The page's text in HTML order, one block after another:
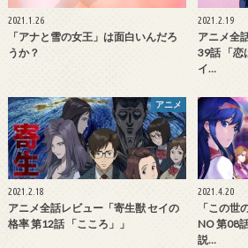
2021.1.26
「アナと雪の女王」は面白いんだろ
うか？
2021.2.19
アニメ全
39話 「恋
イ…
アニメ
2021.2.18
アニメ全話レビュー「寄生獣 セイの
格率 第12話 「こころ」」
2021.4.20
「この世
NO 第08
説…